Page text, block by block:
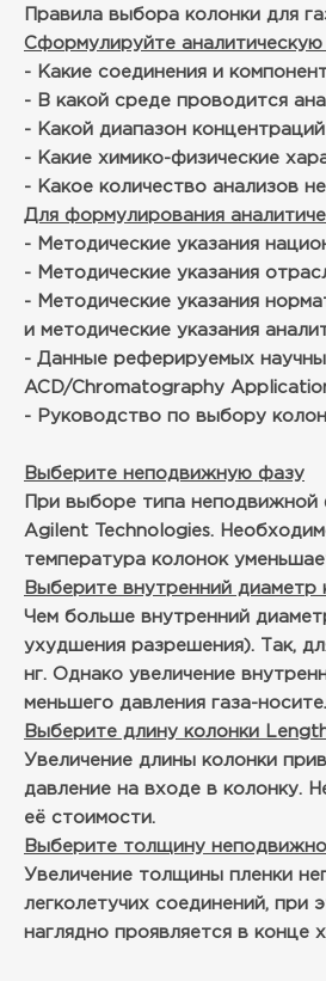
Правила выбора колонки для
Сформулируйте аналитическую
- Какие соединения и
- В какой среде проводится
- Какой диапазон
- Какие химико-физические
- Какое количество анализов
Для формулирования
- Методические указания
- Методические указания
- Методические указания
и методические указания
- Данные реферируемых
ACD/Chromatography
- Руководство по выбору
Выберите неподвижную фазу
При выборе типа неподвижной
Agilent Technologies.
температура колонок
Выберите внутренний диаметр
Чем больше внутренний
ухудшения разрешения). Так,
нг. Однако увеличение
меньшего давления газа-
Выберите длину колонки
Увеличение длины колонки
давление на входе в колонку.
её стоимости.
Выберите толщину
Увеличение толщины пленки
легколетучих соединений,
наглядно проявляется в